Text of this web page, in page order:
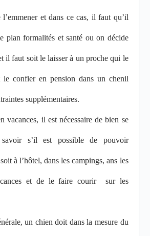
et dans ce cas, il faut qu’il
plan formalités et santé ou on décide
il faut soit le laisser à un proche qui le
le confier en pension dans un chenil
supplémentaires.
vacances, il est nécessaire de bien se
savoir s’il est possible de pouvoir
à l’hôtel, dans les campings, ans les
et de le faire courir sur les
un chien doit dans la mesure du